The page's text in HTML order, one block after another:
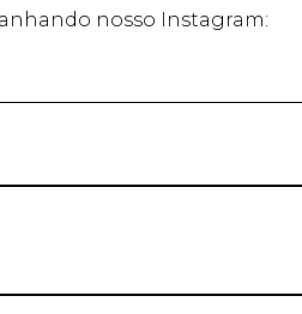
nosso Instagram: